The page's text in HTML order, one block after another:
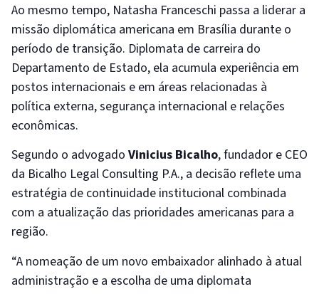
Ao mesmo tempo, Natasha Franceschi passa a liderar a
missão diplomática americana em Brasília durante o
período de transição. Diplomata de carreira do
Departamento de Estado, ela acumula experiência em
postos internacionais e em áreas relacionadas à
política externa, segurança internacional e relações
econômicas.
Segundo o advogado Vinicius Bicalho, fundador e CEO
da Bicalho Legal Consulting P.A., a decisão reflete uma
estratégia de continuidade institucional combinada
com a atualização das prioridades americanas para a
região.
“A nomeação de um novo embaixador alinhado à atual
administração e a escolha de uma diplomata